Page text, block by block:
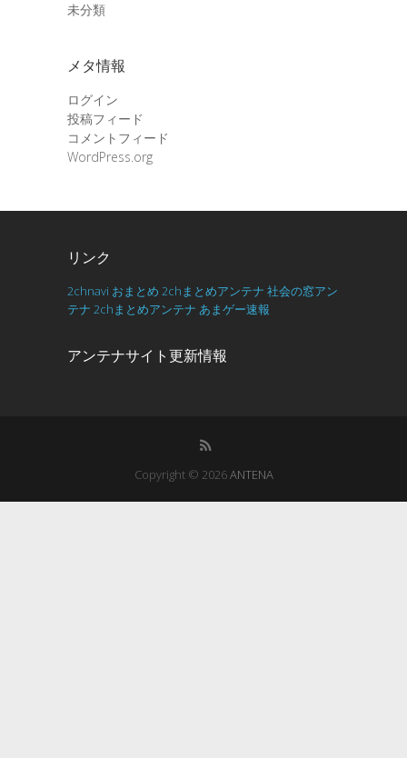
未分類
メタ情報
ログイン
投稿フィード
コメントフィード
WordPress.org
リンク
2chnavi おまとめ 2chまとめアンテナ 社会の窓アン
テナ 2chまとめアンテナ あまゲー速報
アンテナサイト更新情報
Copyright © 2026ANTENA